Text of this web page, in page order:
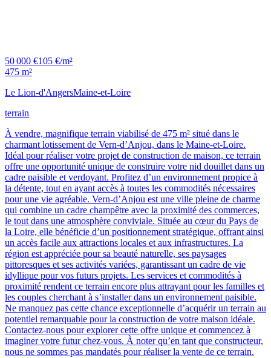
50 000 €105 €/m²
475 m²
Le Lion-d'AngersMaine-et-Loire
terrain
À vendre, magnifique terrain viabilisé de 475 m² situé dans le
charmant lotissement de Vern-d’Anjou, dans le Maine-et-Loire.
Idéal pour réaliser votre projet de construction de maison, ce terrain
offre une opportunité unique de construire votre nid douillet dans un
cadre paisible et verdoyant. Profitez d’un environnement propice à
la détente, tout en ayant accès à toutes les commodités nécessaires
pour une vie agréable. Vern-d’Anjou est une ville pleine de charme
qui combine un cadre champêtre avec la proximité des commerces,
le tout dans une atmosphère conviviale. Située au cœur du Pays de
la Loire, elle bénéficie d’un positionnement stratégique, offrant ainsi
un accès facile aux attractions locales et aux infrastructures. La
région est appréciée pour sa beauté naturelle, ses paysages
pittoresques et ses activités variées, garantissant un cadre de vie
idyllique pour vos futurs projets. Les services et commodités à
proximité rendent ce terrain encore plus attrayant pour les familles et
les couples cherchant à s’installer dans un environnement paisible.
Ne manquez pas cette chance exceptionnelle d’acquérir un terrain au
potentiel remarquable pour la construction de votre maison idéale.
Contactez-nous pour explorer cette offre unique et commencez à
imaginer votre futur chez-vous. À noter qu’en tant que constructeur,
nous ne sommes pas mandatés pour réaliser la vente de ce terrain.